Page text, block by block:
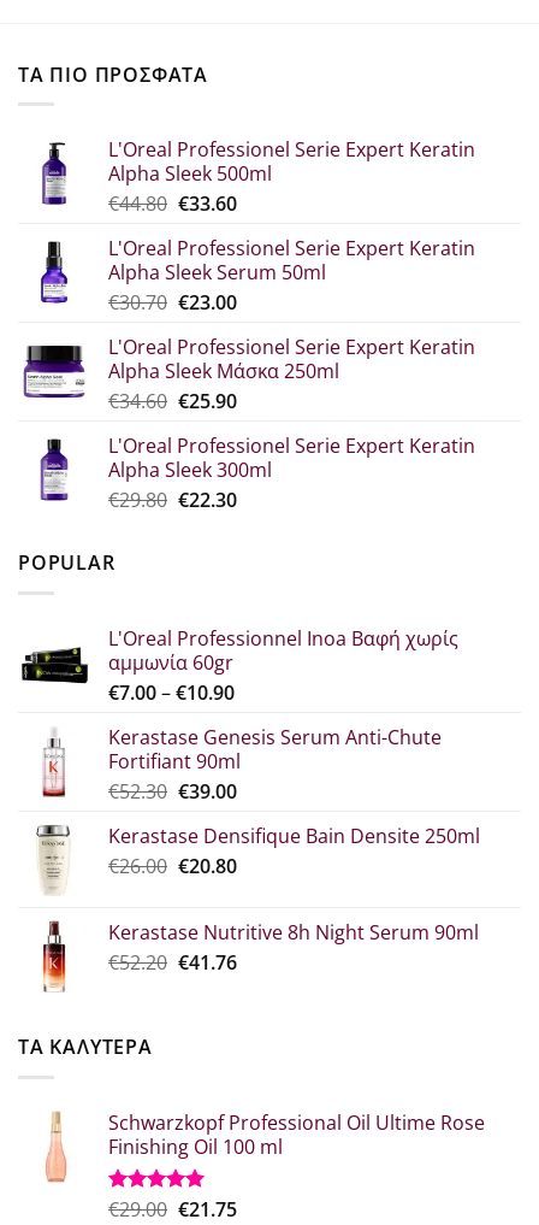
ΤΑ ΠΙΟ ΠΡΟΣΦΑΤΑ
L'Oreal Professionel Serie Expert Keratin
Alpha Sleek 500ml
€44.80 Original
was:
€44.80.
€33.60Η
τιμή
είναι:
€33.60.
L'Oreal Professionel Serie Expert Keratin
Alpha Sleek Serum 50ml
€30.70 Original
was:
€30.70.
€23.00Η
τιμή
είναι:
€23.00.
L'Oreal Professionel Serie Expert Keratin
Alpha Sleek Μάσκα 250ml
€34.60 Original
was:
€34.60.
€25.90Η
τιμή
είναι:
€25.90.
L'Oreal Professionel Serie Expert Keratin
Alpha Sleek 300ml
€29.80 Original
€22.30Η
POPULAR
L'Oreal Professionnel Inoa Βαφή χωρίς
αμμωνία 60gr
€7.00–€10.90Price
€7.00
through
€10.90
Kerastase Genesis Serum Anti-Chute
Fortifiant 90ml
€52.30 Original
was:
€52.30.
€39.00Η
τιμή
είναι:
Kerastase Densifique Bain Densite 250ml
€26.00 Original
€26.00.
€20.80Η
είναι:
€20.80.
Kerastase Nutritive 8h Night Serum 90ml
€52.20 Original
€41.76Η
ΤΑ ΚΑΛΥΤΕΡΑ
Schwarzkopf Professional Oil Ultime Rose
Finishing Oil 100 ml
Βαθμολογήθηκε
€29.00 Original
€21.75Η